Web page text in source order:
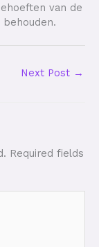
van de
Next Post →
Required fields